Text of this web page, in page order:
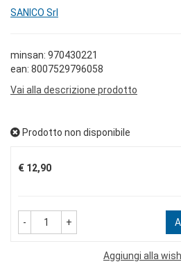
SANICO Srl
minsan: 970430221
ean: 8007529796058
Vai alla descrizione prodotto
Prodotto non disponibile
Prezzo
€ 12,90
- +
Aggiungi alla